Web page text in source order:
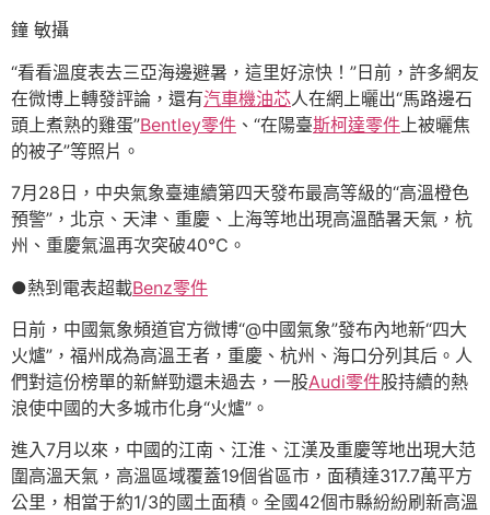
鐘 敏攝
“看看溫度表去三亞海邊避暑，這里好涼快！”日前，許多網友
在微博上轉發評論，還有汽車機油芯人在網上曬出“馬路邊石
頭上煮熟的雞蛋”Bentley零件 、“在陽臺斯柯達零件 上被曬焦
的被子”等照片。
7月28日，中央氣象臺連續第四天發布最高等級的“高溫橙色
預警”，北京、天津、重慶、上海等地出現高溫酷暑天氣，杭
州、重慶氣溫再次突破40℃。
●熱到電表超載Benz零件
日前，中國氣象頻道官方微博“@中國氣象”發布內地新“四大
火爐”，福州成為高溫王者，重慶、杭州、海口分列其后。人
們對這份榜單的新鮮勁還未過去，一股Audi零件股持續的熱
浪使中國的大多城市化身“火爐”。
進入7月以來，中國的江南、江淮、江漢及重慶等地出現大范
圍高溫天氣，高溫區域覆蓋19個省區市，面積達317.7萬平方
公里，相當于約1/3的國土面積。全國42個市縣紛紛刷新高溫